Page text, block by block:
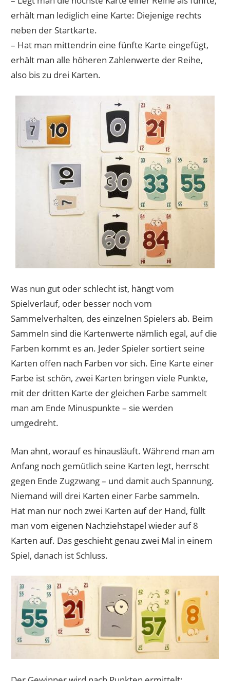
erhält man lediglich eine Karte: Diejenige rechts
neben der Startkarte.
– Hat man mittendrin eine fünfte Karte eingefügt,
erhält man alle höheren Zahlenwerte der Reihe,
also bis zu drei Karten.
Was nun gut oder schlecht ist, hängt vom
Spielverlauf, oder besser noch vom
Sammelverhalten, des einzelnen Spielers ab. Beim
Sammeln sind die Kartenwerte nämlich egal, auf die
Farben kommt es an. Jeder Spieler sortiert seine
Karten offen nach Farben vor sich. Eine Karte einer
Farbe ist schön, zwei Karten bringen viele Punkte,
mit der dritten Karte der gleichen Farbe sammelt
man am Ende Minuspunkte – sie werden
umgedreht.
Man ahnt, worauf es hinausläuft. Während man am
Anfang noch gemütlich seine Karten legt, herrscht
gegen Ende Zugzwang – und damit auch Spannung.
Niemand will drei Karten einer Farbe sammeln.
Hat man nur noch zwei Karten auf der Hand, füllt
man vom eigenen Nachziehstapel wieder auf 8
Karten auf. Das geschieht genau zwei Mal in einem
Spiel, danach ist Schluss.